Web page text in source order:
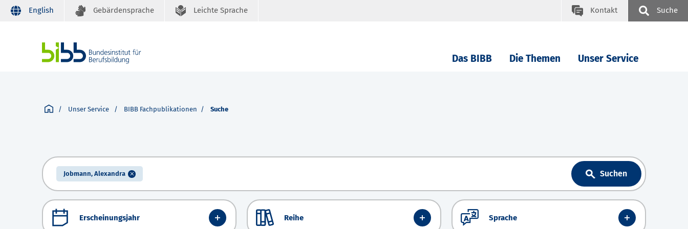
English Gebärdensprache Leichte Sprache Kontakt Suche
Das BIBB Die Themen Unser Service
Unser Service BIBB Fachpublikationen Suche
Jobmann, Alexandra Suchen
Erscheinungsjahr Reihe Sprache